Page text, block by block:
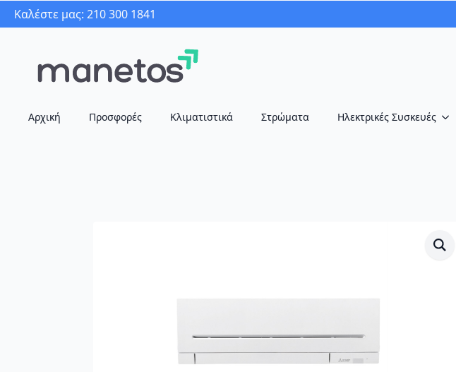
Καλέστε μας: 210 300 1841
Αρχική Προσφορές Κλιματιστικά Στρώματα Ηλεκτρικές Συσκευές